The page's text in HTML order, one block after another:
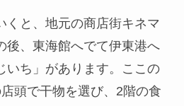
くと、地元の商店街キネマ
後、東海館へでて伊東港へ
いち」があります。ここの
店頭で干物を選び、2階の食